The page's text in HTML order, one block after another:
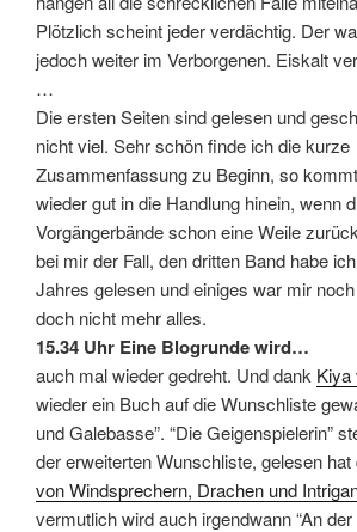
Plötzlich scheint jeder verdächtig. Der
jedoch weiter im Verborgenen. Eiskalt
…
Die ersten Seiten sind gelesen und
nicht viel. Sehr schön finde ich die kurze
Zusammenfassung zu Beginn, so
wieder gut in die Handlung hinein, wenn
Vorgängerbände schon eine Weile
bei mir der Fall, den dritten Band habe
Jahres gelesen und einiges war mir
doch nicht mehr alles.
15.34 Uhr Eine Blogrunde wird…
auch mal wieder gedreht. Und dank Kiya
wieder ein Buch auf die Wunschliste
und Galebasse”. “Die Geigenspielerin”
der erweiterten Wunschliste, gelesen
von Windsprechern, Drachen und
vermutlich wird auch irgendwann “An